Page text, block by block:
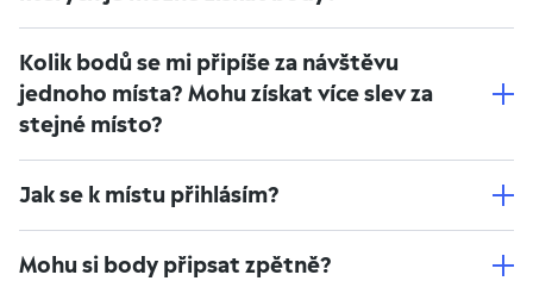
Kolik bodů se mi připíše za návštěvu
jednoho místa? Mohu získat více slev za
stejné místo?
Jak se k místu přihlásím?
Mohu si body připsat zpětně?